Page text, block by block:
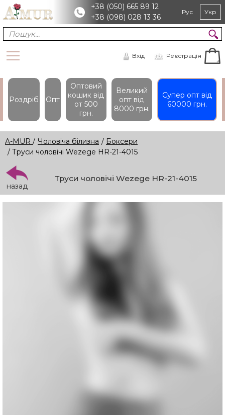
+38 (050) 665 89 12
+38 (098) 028 13 36
Рус Укр
Вхід Реєстрація
Роздріб Опт
Оптовий
кошик вiд
от 500
грн.
Великий
опт вiд
8000 грн.
Супер опт вiд
60000 грн.
A-MUR / Чоловіча білизна / Боксери
/ Труси чоловічі Wezege HR-21-4015
назад
Труси чоловічі Wezege HR-21-4015